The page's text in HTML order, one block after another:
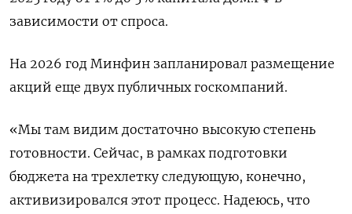
зависимости от спроса.
На 2026 год Минфин запланировал размещение
акций еще двух публичных госкомпаний.
«Мы там видим достаточно высокую степень
готовности. Сейчас, в рамках подготовки
бюджета на трехлетку следующую, конечно,
активизировался этот процесс. Надеюсь, что